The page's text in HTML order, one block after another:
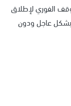
الفوري لإطلاق
بشكل عاجل ودون